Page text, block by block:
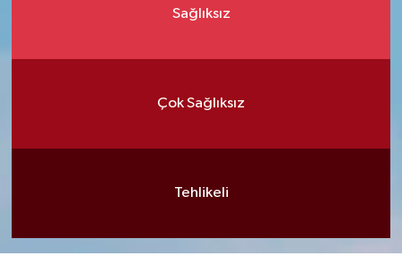
Sağlıksız
Çok Sağlıksız
Tehlikeli